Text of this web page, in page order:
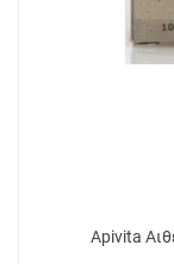
Apivita